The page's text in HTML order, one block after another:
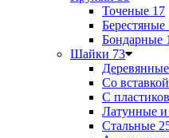
Точеные 17
Берестяные
Бондарные 1
Шайки 73
Деревянные
Со
С
Латунные
Стальные